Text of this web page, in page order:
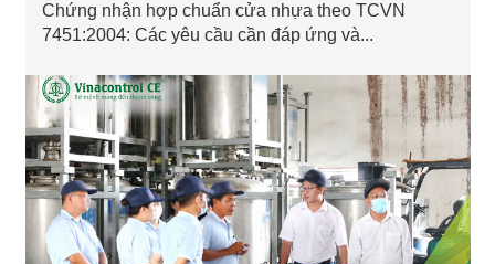
Chứng nhận hợp chuẩn cửa nhựa theo TCVN
7451:2004: Các yêu cầu cần đáp ứng và...